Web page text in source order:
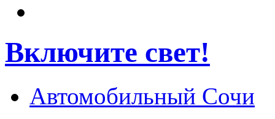
Включите свет!
Автомобильный Сочи